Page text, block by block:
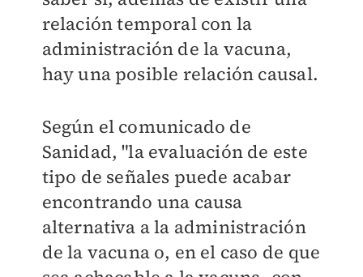
relación temporal con la
administración de la vacuna,
hay una posible relación causal.
Según el comunicado de
Sanidad, "la evaluación de este
tipo de señales puede acabar
encontrando una causa
alternativa a la administración
de la vacuna o, en el caso de que